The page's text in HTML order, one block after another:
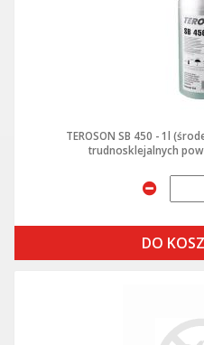
TEROSON SB 450 - 1l
trudnosklejalnych
DO